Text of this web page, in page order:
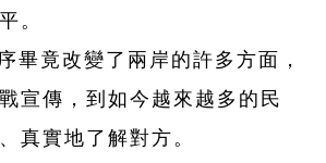
。
畢竟改變了兩岸的許多方面，
宣傳，到如今越來越多的民
真實地了解對方。